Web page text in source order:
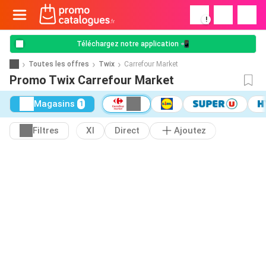
!
Téléchargez notre application 📲
Toutes les offres Twix Carrefour Market
Promo Twix Carrefour Market
Magasins 1
Filtres Xl Direct Ajoutez